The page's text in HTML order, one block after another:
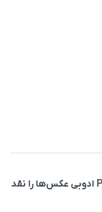
اپلیکیشن دوربین Project Indigo ادوبی عکس‌ها را نقد